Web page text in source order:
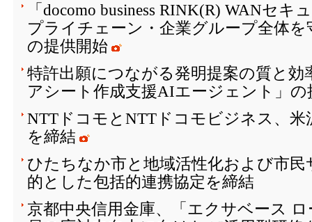
「docomo business RINK(R) WANセ
プライチェーン・企業グループ全体を
の提供開始
特許出願につながる発明提案の質と効
アシート作成支援AIエージェント」の
NTTドコモとNTTドコモビジネス、米
を締結
ひたちなか市と地域活性化および市
的とした包括的連携協定を締結
京都中央信用金庫、「エクサベース